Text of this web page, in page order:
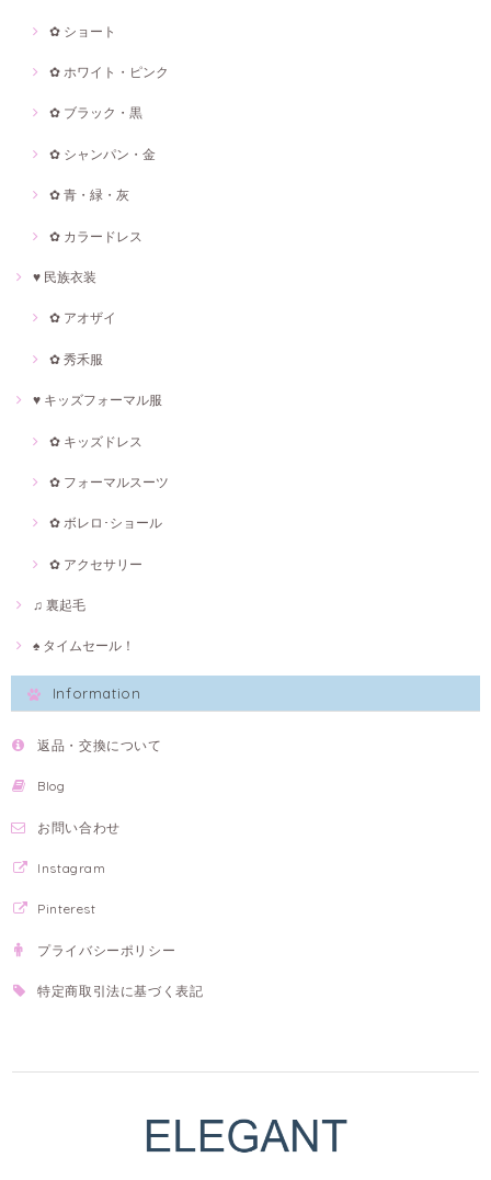
✿ ショート
✿ ホワイト・ピンク
✿ ブラック・黒
✿ シャンパン・金
✿ 青・緑・灰
✿ カラードレス
♥ 民族衣装
✿ アオザイ
✿ 秀禾服
♥ キッズフォーマル服
✿ キッズドレス
✿ フォーマルスーツ
✿ ボレロ･ショール
✿ アクセサリー
♫ 裏起毛
♠ タイムセール！
Information
返品・交換について
Blog
お問い合わせ
Instagram
Pinterest
プライバシーポリシー
特定商取引法に基づく表記